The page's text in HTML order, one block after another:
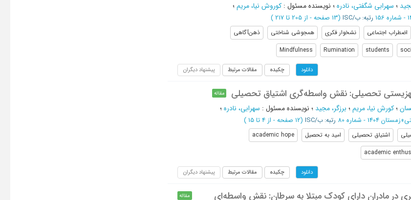
؛ سهرابی شگفتی، نادره؛ نویسنده مسئول : کوروش نیا، مریم؛
رتبه: ب/ISC (‎13 صفحه - از 205 تا 217 )
اضطراب اجتماعی نشخوار فکری همجوشی شناختی
ذهن‌آگاهی
students
Rumination
Mindfulness
دانلود چکیده مقالات مرتبط پیشنهاد دیگران
تحصیلی: نقش واسطه‌گری اشتیاق تحصیلی مقاله
؛کورش ‌نیا، مریم؛ برزگر، مجید ؛ نویسنده مسئول : سهرابی، نادره؛
»زمستان 1404 - شماره 80 رتبه: ب/ISC (‎12 صفحه - از 4 تا 15 )
اشتیاق تحصیلی امید به تحصیل
academic hope
academic
دانلود چکیده مقالات مرتبط پیشنهاد دیگران
در مادران دارای کودک مبتلا به سرطان: نقش واسطه‌ای
مقاله